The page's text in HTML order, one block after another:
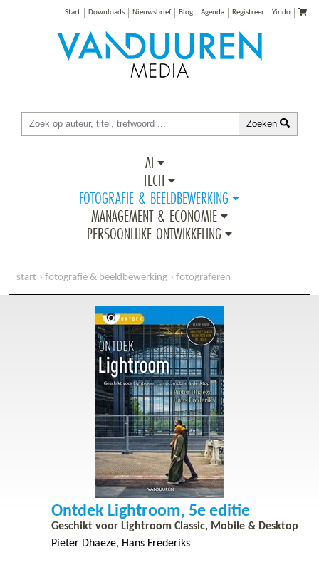
Start Downloads Nieuwsbrief Blog Agenda Registreer Yindo
Zoeken
AI
TECH
FOTOGRAFIE & BEELDBEWERKING
MANAGEMENT & ECONOMIE
PERSOONLIJKE ONTWIKKELING
start fotografie & beeldbewerking fotograferen
ontdek lightroom, 5e editie
Ontdek Lightroom, 5e editie
Geschikt voor Lightroom Classic, Mobile & Desktop
Pieter Dhaeze
Hans Frederiks